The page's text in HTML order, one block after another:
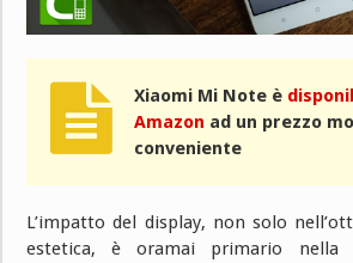
Xiaomi Mi Note è
Amazon ad un prezzo
conveniente
L’impatto del display, non solo
estetica, è oramai primario nella